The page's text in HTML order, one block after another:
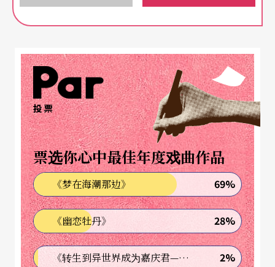
画，空白记事本和笔总是一本换过一本、一支换过
吧，高三那年看到布告栏上贴著台大戏剧系的招生
简章，发现有设计相关课程，是我感兴趣的东西，
没想太多就申请推甄了。」就这样一头栽进剧场，
绘图工具始终没离身。
在学期间，从服装到灯光，各种基础设计课程李柏
霖都上了，唯独舞台设计最上手也最兴趣浓厚。毕
业后服兵役前，他一度怀疑是否该继续进修舞台设
计或转换跑道尝试平面、室内或是工业设计；这段
时期并没有持续太久，刚好教舞台设计的老师刘达
投票
票选你心中最佳年度戏曲作品
《梦在海潮那边》 69%
《幽恋牡丹》 28%
《转生到异世界成为嘉庆君—发现我的祖先是诈骗集团!?》 2%